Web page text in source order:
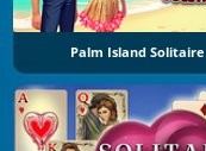
Palm Island Solitaire